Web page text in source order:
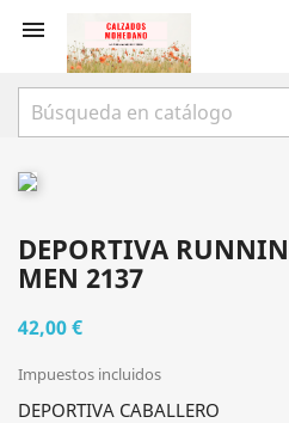

DEPORTIVA
MEN 2137
42,00 €
Impuestos incluidos
DEPORTIVA CABALLERO